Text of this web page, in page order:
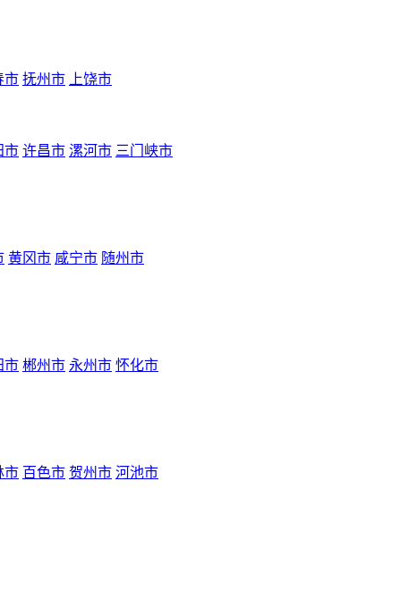
市 抚州市 上饶市
市 许昌市 漯河市 三门峡市
黄冈市 咸宁市 随州市
市 郴州市 永州市 怀化市
市 百色市 贺州市 河池市